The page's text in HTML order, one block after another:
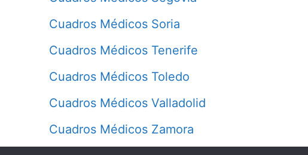
Cuadros Médicos Soria
Cuadros Médicos Tenerife
Cuadros Médicos Toledo
Cuadros Médicos Valladolid
Cuadros Médicos Zamora